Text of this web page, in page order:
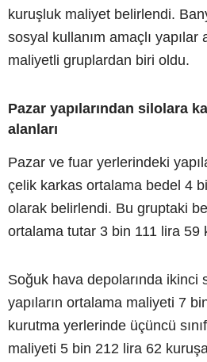
kuruşluk maliyet belirlendi.
sosyal kullanım amaçlı yapılar
maliyetli gruplardan biri oldu.
Pazar yapılarından silolara
alanları
Pazar ve fuar yerlerindeki
çelik karkas ortalama bedel 4
olarak belirlendi. Bu gruptaki
ortalama tutar 3 bin 111 lira 59
Soğuk hava depolarında ikinci
yapıların ortalama maliyeti 7
kurutma yerlerinde üçüncü
maliyeti 5 bin 212 lira 62 kuruşa